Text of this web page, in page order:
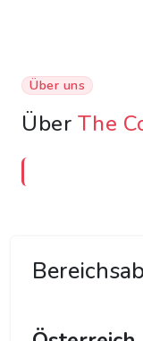
Über uns
Über The